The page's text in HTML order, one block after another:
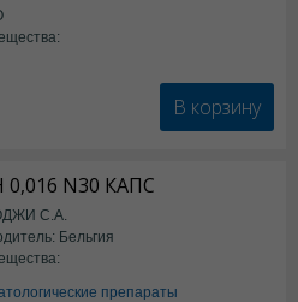
В корзину
N30 КАПС
С.А.
Бельгия
препараты